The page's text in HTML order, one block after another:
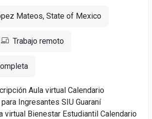
Mateos, State of Mexico
Trabajo remoto
Aula virtual Calendario
Ingresantes SIU Guaraní
virtual Bienestar Estudiantil Calendario